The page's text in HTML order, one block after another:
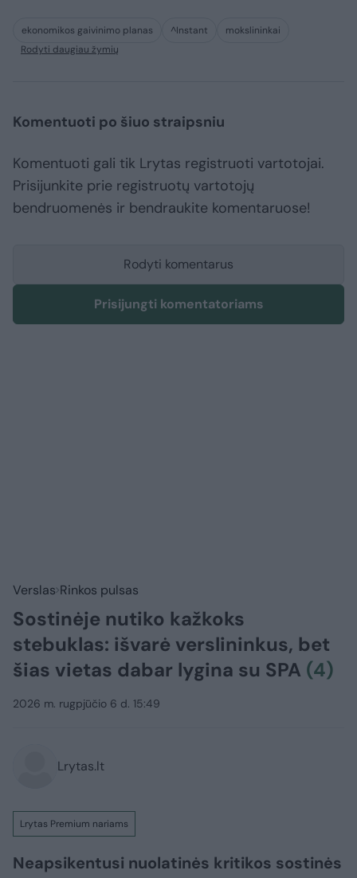
ekonomikos gaivinimo planas ^Instant
mokslininkai
Rodyti daugiau žymių
Komentuoti po šiuo straipsniu
Komentuoti gali tik Lrytas registruoti vartotojai.
Prisijunkite prie registruotų vartotojų
bendruomenės ir bendraukite komentaruose!
Rodyti komentarus
Prisijungti komentatoriams
Verslas Rinkos pulsas
Sostinėje nutiko kažkoks
stebuklas: išvarė verslininkus, bet
šias vietas dabar lygina su SPA (4)
2026 m. rugpjūčio 6 d. 15:49
Lrytas.lt
Lrytas Premium nariams
Neapsikentusi nuolatinės kritikos sostinės